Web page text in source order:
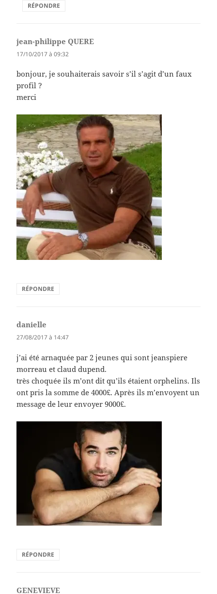
RÉPONDRE
jean-philippe QUERE
17/10/2017 à 09:32
bonjour, je souhaiterais savoir s’il s’agit d’un faux
profil ?
merci
RÉPONDRE
danielle
27/08/2017 à 14:47
j’ai été arnaquée par 2 jeunes qui sont jeanspiere
morreau et claud dupend.
très choquée ils m’ont dit qu’ils étaient orphelins. Ils
ont pris la somme de 4000£. Après ils m’envoyent un
message de leur envoyer 9000£.
RÉPONDRE
GENEVIEVE